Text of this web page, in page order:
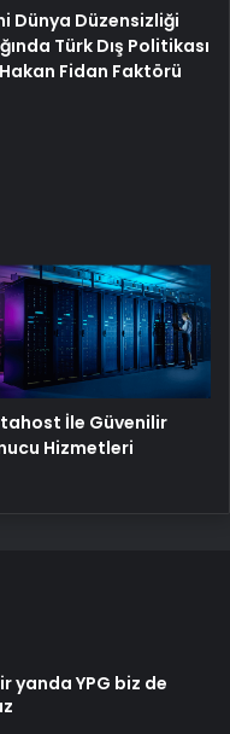
Dünya Düzensizliği
Türk Dış Politikası
Fidan Faktörü
İle Güvenilir
Hizmetleri
yanda YPG biz de